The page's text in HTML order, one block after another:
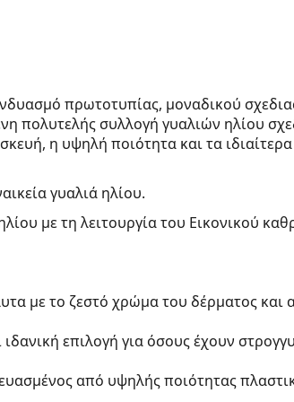
πρωτοτυπίας, μοναδικού
πολυτελής συλλογή γυαλιών ηλίου
η υψηλή ποιότητα και τα ιδιαίτερα
γυαλιά ηλίου.
με τη λειτουργία του Εικονικού
με το ζεστό χρώμα του δέρματος και
ιδανική επιλογή για όσους έχουν
από υψηλής ποιότητας